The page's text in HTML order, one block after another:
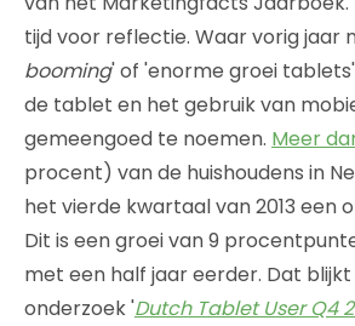
tijd voor reflectie. Waar vorig jaar
booming' of 'enorme groei
de tablet en het gebruik van
gemeengoed te noemen. Meer
procent) van de huishoudens in
het vierde kwartaal van 2013 een
Dit is een groei van 9
met een half jaar eerder. Dat
onderzoek 'Dutch Tablet User Q4